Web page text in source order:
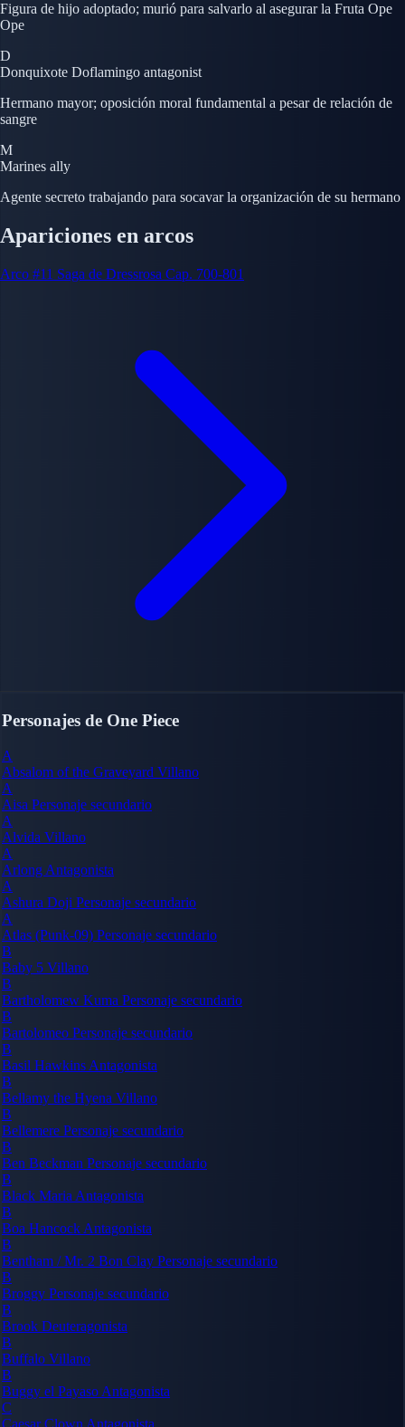
Figura de hijo adoptado; murió para salvarlo al asegurar la Fruta Ope
Ope
D
Donquixote Doflamingo antagonist
Hermano mayor; oposición moral fundamental a pesar de relación de
sangre
M
Marines ally
Agente secreto trabajando para socavar la organización de su hermano
Apariciones en arcos
Arco #11 Saga de Dressrosa Cap. 700-801
Personajes de One Piece
A
Absalom of the Graveyard Villano
A
Aisa Personaje secundario
A
Alvida Villano
A
Arlong Antagonista
A
Ashura Doji Personaje secundario
A
Atlas (Punk-09) Personaje secundario
B
Baby 5 Villano
B
Bartholomew Kuma Personaje secundario
B
Bartolomeo Personaje secundario
B
Basil Hawkins Antagonista
B
Bellamy the Hyena Villano
B
Bellemere Personaje secundario
B
Ben Beckman Personaje secundario
B
Black Maria Antagonista
B
Boa Hancock Antagonista
B
Bentham / Mr. 2 Bon Clay Personaje secundario
B
Broggy Personaje secundario
B
Brook Deuteragonista
B
Buffalo Villano
B
Buggy el Payaso Antagonista
C
Caesar Clown Antagonista